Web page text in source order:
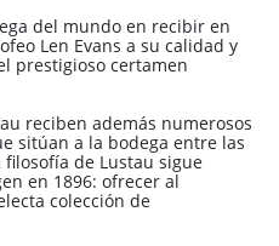
del mundo en recibir en
Len Evans a su calidad y
prestigioso certamen
reciben además numerosos
sitúan a la bodega entre las
de Lustau sigue
en 1896: ofrecer al
colección de